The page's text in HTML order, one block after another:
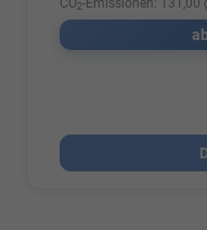
CO2-Emissionen: 131,00